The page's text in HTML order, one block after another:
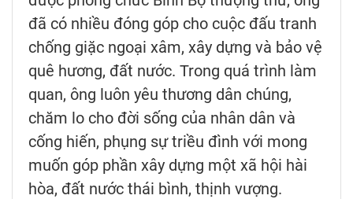
đã có nhiều đóng góp cho cuộc đấu tranh
chống giặc ngoại xâm, xây dựng và bảo vệ
quê hương, đất nước. Trong quá trình làm
quan, ông luôn yêu thương dân chúng,
chăm lo cho đời sống của nhân dân và
cống hiến, phụng sự triều đình với mong
muốn góp phần xây dựng một xã hội hài
hòa, đất nước thái bình, thịnh vượng.